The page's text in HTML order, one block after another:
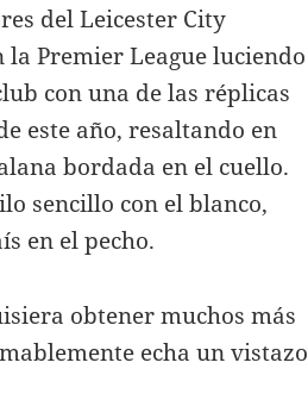
del Leicester City
Premier League luciendo
con una de las réplicas
este año, resaltando en
bordada en el cuello.
sencillo con el blanco,
en el pecho.
obtener muchos más
echa un vistazo